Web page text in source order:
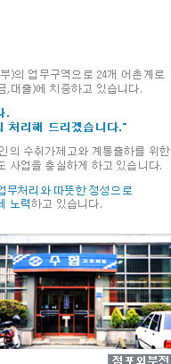
061-840-3100 팩스 061-840-3117
061-840-3141 수산물제품관련문의
061-